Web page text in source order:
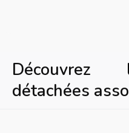
détachées